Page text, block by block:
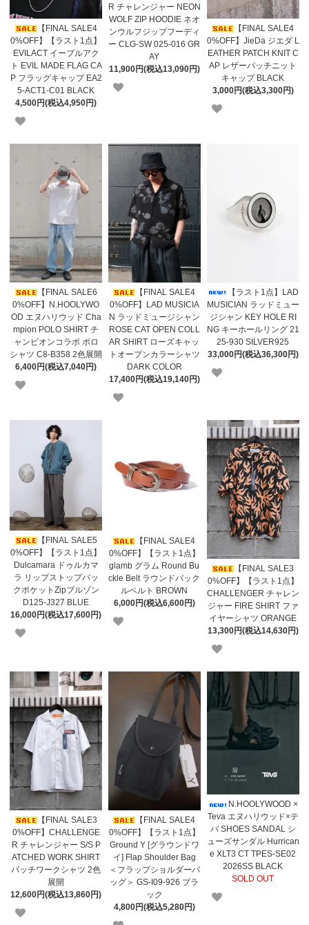
【FINAL SALE4
0%OFF】【ラスト1点】
EVILACT イーブルアク
ト EVIL MADE FLAG CA
P フラッグキャップ EA2
5-ACT1-C01 BLACK
4,500円(税込4,950円)
R チャレンジャー NEON
WOLF ZIP HOODIE ネオ
ンウルフジップフーディ
ー CLG-SW 025-016 GR
AY
11,900円(税込13,090円)
【FINAL SALE4
0%OFF】JieDa ジエダ L
EATHER PATCH KNIT C
AP レザーパッチニット
キャップ BLACK
3,000円(税込3,300円)
【FINAL SALE6
0%OFF】N.HOOLYWO
OD エヌハリウッド Cha
mpion POLO SHIRT チ
ャンピオンコラボ ポロ
シャツ C8-B358 2色展開
6,400円(税込7,040円)
【FINAL SALE4
0%OFF】LAD MUSICIA
N ラッドミュージシャン
ROSE CAT OPEN COLL
AR SHIRT ローズキャッ
トオープンカラーシャツ
DARK COLOR
17,400円(税込19,140円)
【ラスト1点】LAD
MUSICIAN ラッドミュー
ジシャン KEY HOLE RI
NG キーホールリング 21
25-930 SILVER925
33,000円(税込36,300円)
【FINAL SALE5
0%OFF】【ラスト1点】
Dulcamara ドゥルカマ
ラ リップストップバッ
クポケットZipブルゾン
D125-J327 BLUE
16,000円(税込17,600円)
【FINAL SALE4
0%OFF】【ラスト1点】
glamb グラム Round Bu
ckle Belt ラウンドバック
ルベルト BROWN
6,000円(税込6,600円)
【FINAL SALE3
0%OFF】【ラスト1点】
CHALLENGER チャレン
ジャー FIRE SHIRT ファ
イヤーシャツ ORANGE
13,300円(税込14,630円)
【FINAL SALE3
0%OFF】CHALLENGE
R チャレンジャー S/S P
ATCHED WORK SHIRT
パッチワークシャツ 2色
展開
12,600円(税込13,860円)
【FINAL SALE4
0%OFF】【ラスト1点】
Ground Y [グラウンドワ
イ] Flap Shoulder Bag
＜フラップショルダーバ
ッグ＞ GS-I09-926 ブラ
ック
4,800円(税込5,280円)
N.HOOLYWOOD ×
Teva エヌハリウッド×テ
バ SHOES SANDAL シ
ューズサンダル Hurrican
e XLT3 CT TPES-SE02
2026SS BLACK
SOLD OUT